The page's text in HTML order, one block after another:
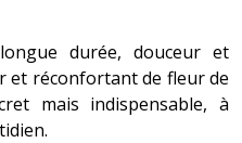
durée, douceur et
et réconfortant de fleur de
mais indispensable, à